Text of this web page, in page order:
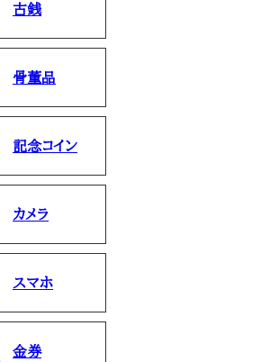
古銭
骨董品
記念コイン
カメラ
スマホ
金券